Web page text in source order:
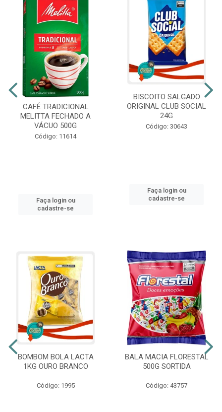
CAFÉ TRADICIONAL
MELITTA FECHADO A
VÁCUO 500G
Código: 11614
Faça login ou
cadastre-se
BISCOITO SALGADO
ORIGINAL CLUB SOCIAL
24G
Código: 30643
Faça login ou
cadastre-se
BOMBOM BOLA LACTA
1KG OURO BRANCO
Código: 1995
BALA MACIA FLORESTAL
500G SORTIDA
Código: 43757